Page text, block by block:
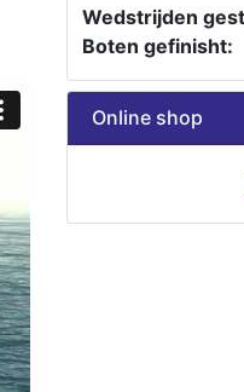
Wedstrijden
Boten gefinisht:
Online shop